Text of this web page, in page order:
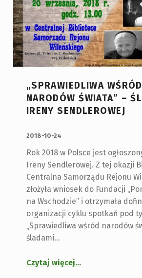
„SPRAWIEDLIWA WŚRÓD
NARODÓW ŚWIATA” –
IRENY SENDLEROWEJ
2018-10-24
Rok 2018 w Polsce jest
Ireny Sendlerowej. Z tej okazji
Centralna Samorządu Rejonu
złożyła wniosek do Fundacji
na Wschodzie” i otrzymała
organizacji cyklu spotkań pod
„Sprawiedliwa wśród narodów
śladami…
Czytaj więcej…